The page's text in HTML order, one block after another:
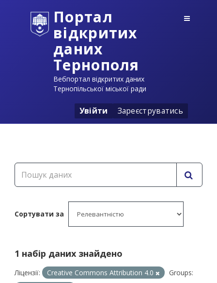
Портал
відкритих
даних
Тернополя
Вебпортал відкритих даних
Тернопільської міської ради
Увійти Зареєструватись
Сортувати за
1 набір даних знайдено
Ліцензії: Creative Commons Attribution 4.0
Groups: